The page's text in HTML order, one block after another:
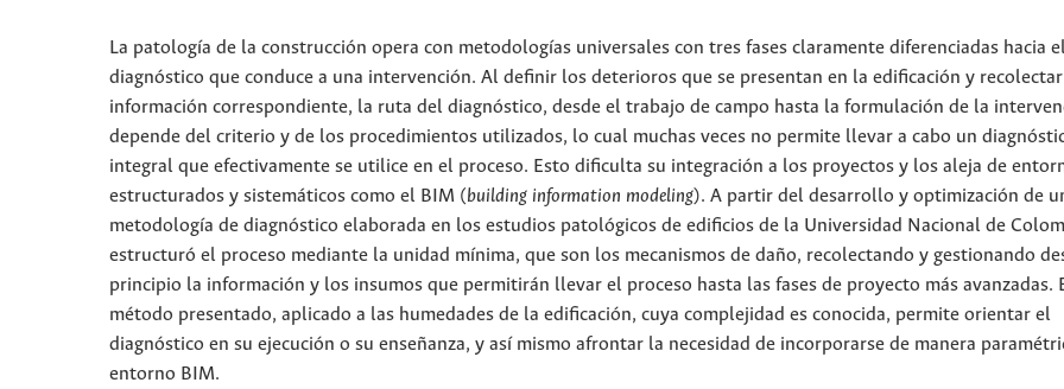
La patología de la construcción opera con metodologías universales con tres fases claramente diferenciadas hacia el
diagnóstico que conduce a una intervención. Al definir los deterioros que se presentan en la edificación y
información correspondiente, la ruta del diagnóstico, desde el trabajo de campo hasta la formulación de la
depende del criterio y de los procedimientos utilizados, lo cual muchas veces no permite llevar a cabo un
integral que efectivamente se utilice en el proceso. Esto dificulta su integración a los proyectos y los aleja de
estructurados y sistemáticos como el BIM (building information modeling). A partir del desarrollo y optimización de
metodología de diagnóstico elaborada en los estudios patológicos de edificios de la Universidad Nacional de
estructuró el proceso mediante la unidad mínima, que son los mecanismos de daño, recolectando y gestionando
principio la información y los insumos que permitirán llevar el proceso hasta las fases de proyecto más avanzadas.
método presentado, aplicado a las humedades de la edificación, cuya complejidad es conocida, permite orientar el
diagnóstico en su ejecución o su enseñanza, y así mismo afrontar la necesidad de incorporarse de manera
entorno BIM.